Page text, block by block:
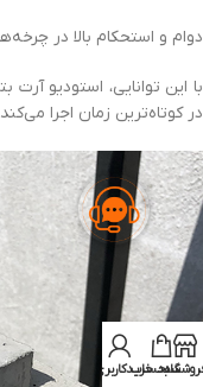
دوام و استحکام بالا در
با این توانایی، استودیو
در کوتاه‌ترین زمان اجرا
سبد خرید
حساب کاربری من